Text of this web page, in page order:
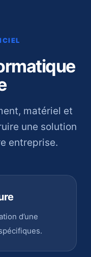
matériel et
une solution
entreprise.
d’une